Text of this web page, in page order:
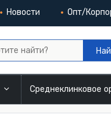
Новости Опт/
Среднеклинковое